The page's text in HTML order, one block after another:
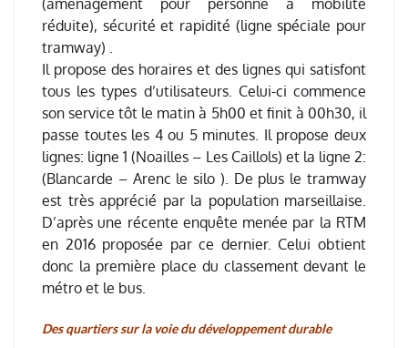
réduite), sécurité et rapidité (ligne spéciale pour
tramway) .
Il propose des horaires et des lignes qui satisfont
tous les types d’utilisateurs. Celui-ci commence
son service tôt le matin à 5h00 et finit à 00h30, il
passe toutes les 4 ou 5 minutes. Il propose deux
lignes: ligne 1 (Noailles – Les Caillols) et la ligne 2:
(Blancarde – Arenc le silo ). De plus le tramway
est très apprécié par la population marseillaise.
D’après une récente enquête menée par la RTM
en 2016 proposée par ce dernier. Celui obtient
donc la première place du classement devant le
métro et le bus.
Des quartiers sur la voie du développement durable